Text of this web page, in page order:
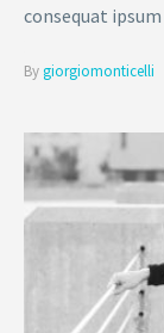
consequat ipsum
Bygiorgiomonticelli